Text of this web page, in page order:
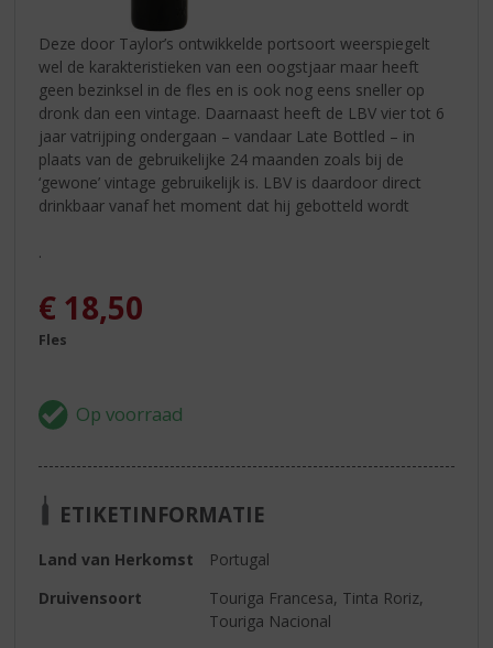
Deze door Taylor’s ontwikkelde portsoort weerspiegelt
wel de karakteristieken van een oogstjaar maar heeft
geen bezinksel in de fles en is ook nog eens sneller op
dronk dan een vintage. Daarnaast heeft de LBV vier tot 6
jaar vatrijping ondergaan – vandaar Late Bottled – in
plaats van de gebruikelijke 24 maanden zoals bij de
‘gewone’ vintage gebruikelijk is. LBV is daardoor direct
drinkbaar vanaf het moment dat hij gebotteld wordt
.
€ 18,50
Fles
ETIKETINFORMATIE
Land van Herkomst
Portugal
Druivensoort
Touriga Francesa, Tinta Roriz,
Touriga Nacional